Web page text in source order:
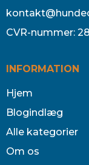
CVR-nummer:
INFORMATION
Hjem
Blogindlæg
Alle kategorier
Om os